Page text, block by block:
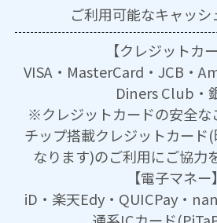
ご利用可能なキャッシ
【クレジットカー
VISA・MasterCard・JCB・
Diners Club・
※クレジットカードの安全な
チップ搭載クレジットカード
なります)のご利用にご協力
【電子マネー】
iD・楽天Edy・QUICPay・